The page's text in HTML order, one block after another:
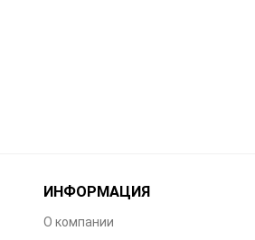
ИНФОРМАЦИЯ
О компании